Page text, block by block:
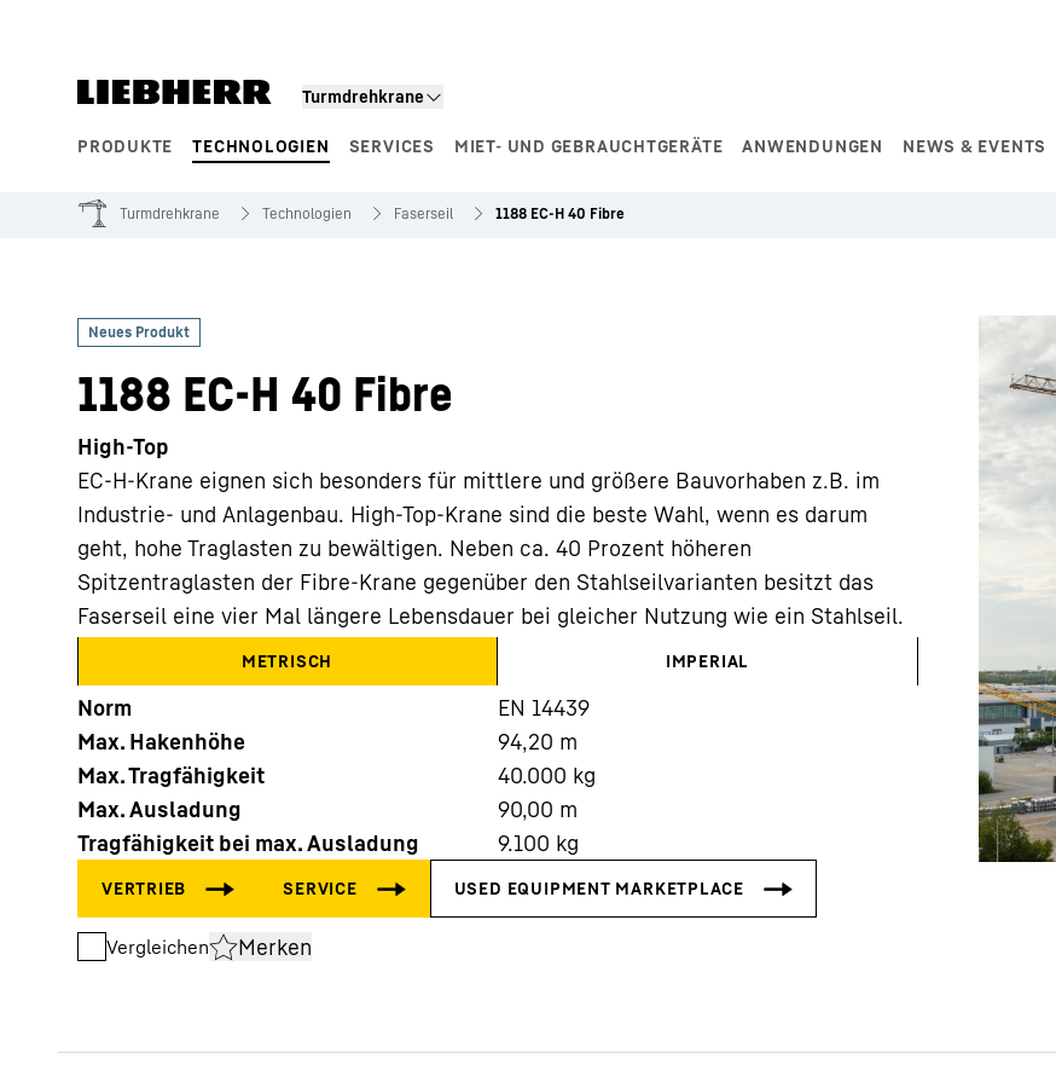
Turmdrehkrane
PRODUKTE TECHNOLOGIEN SERVICES MIET- UND GEBRAUCHTGERÄTE ANWENDUNGEN NEWS & EVENTS
Produktsegmente
Mehr über die Firmengruppe Karriere bei Liebherr
Turmdrehkrane Technologien Faserseil 1188 EC-H 40 Fibre
1188 EC-H 40 Fibre
High-Top
EC-H-Krane eignen sich besonders für mittlere und größere Bauvorhaben z.B. im
Industrie- und Anlagenbau. High-Top-Krane sind die beste Wahl, wenn es darum
geht, hohe Traglasten zu bewältigen. Neben ca. 40 Prozent höheren
Spitzentraglasten der Fibre-Krane gegenüber den Stahlseilvarianten besitzt das
Faserseil eine vier Mal längere Lebensdauer bei gleicher Nutzung wie ein Stahlseil.
METRISCH IMPERIAL
Norm
EN 14439
Max. Hakenhöhe
94,20 m
Max. Tragfähigkeit
40.000 kg
Max. Ausladung
90,00 m
Tragfähigkeit bei max. Ausladung
9.100 kg
Vergleichen Merken